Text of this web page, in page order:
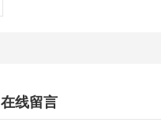
在线留言